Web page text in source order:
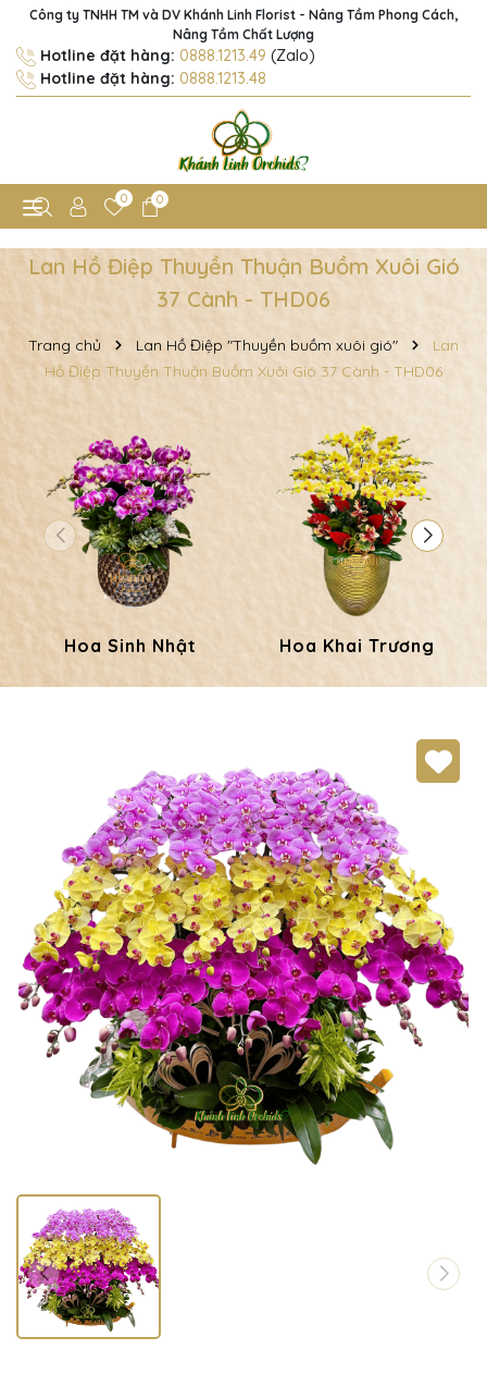
Công ty TNHH TM và DV Khánh Linh Florist - Nâng Tầm Phong Cách,
Nâng Tầm Chất Lượng
Hotline đặt hàng: 0888.1213.49 (Zalo)
Hotline đặt hàng: 0888.1213.48
0 0
Lan Hồ Điệp Thuyền Thuận Buồm Xuôi Gió
37 Cành - THD06
Trang chủ Lan Hồ Điệp "Thuyền buồm xuôi gió"
Lan
Hồ Điệp Thuyền Thuận Buồm Xuôi Gió 37 Cành - THD06
Hoa Sinh Nhật Hoa Khai Trương